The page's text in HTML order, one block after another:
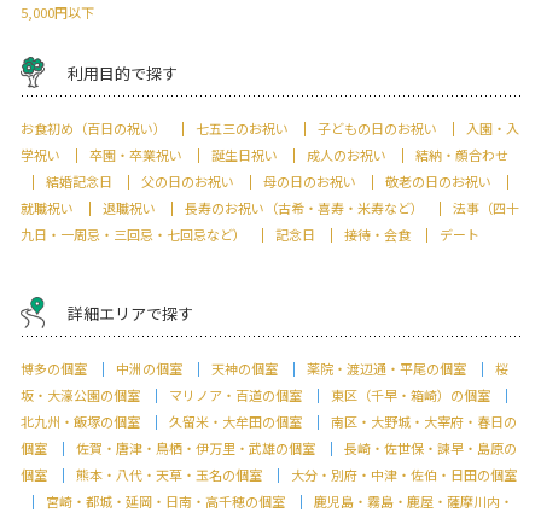
5,000円以下
利用目的で探す
お食初め（百日の祝い） 七五三のお祝い 子どもの日のお祝い
入園・入
学祝い
卒園・卒業祝い 誕生日祝い 成人のお祝い
結納・顔合わせ
結婚記念日
父の日のお祝い 母の日のお祝い
敬老の日のお祝い
就職祝い
退職祝い 長寿のお祝い（古希・喜寿・米寿など）
法事（四十
九日・一周忌・三回忌・七回忌など）
記念日 接待・会食 デート
詳細エリアで探す
博多の個室 中洲の個室 天神の個室 薬院・渡辺通・平尾の個室
桜
坂・大濠公園の個室
マリノア・百道の個室
東区（千早・箱崎）の個室
北九州・飯塚の個室
久留米・大牟田の個室
南区・大野城・大宰府・春日の
個室
佐賀・唐津・鳥栖・伊万里・武雄の個室
長崎・佐世保・諫早・島原の
個室
熊本・八代・天草・玉名の個室
大分・別府・中津・佐伯・日田の個室
宮崎・都城・延岡・日南・高千穂の個室
鹿児島・霧島・鹿屋・薩摩川内・